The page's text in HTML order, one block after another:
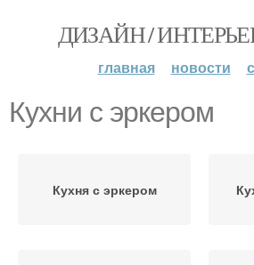
ДИЗАЙН /
главная новости
Кухни с эркером
Кухня с эркером